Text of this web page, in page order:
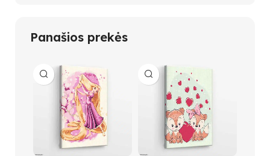
Panašios prekės